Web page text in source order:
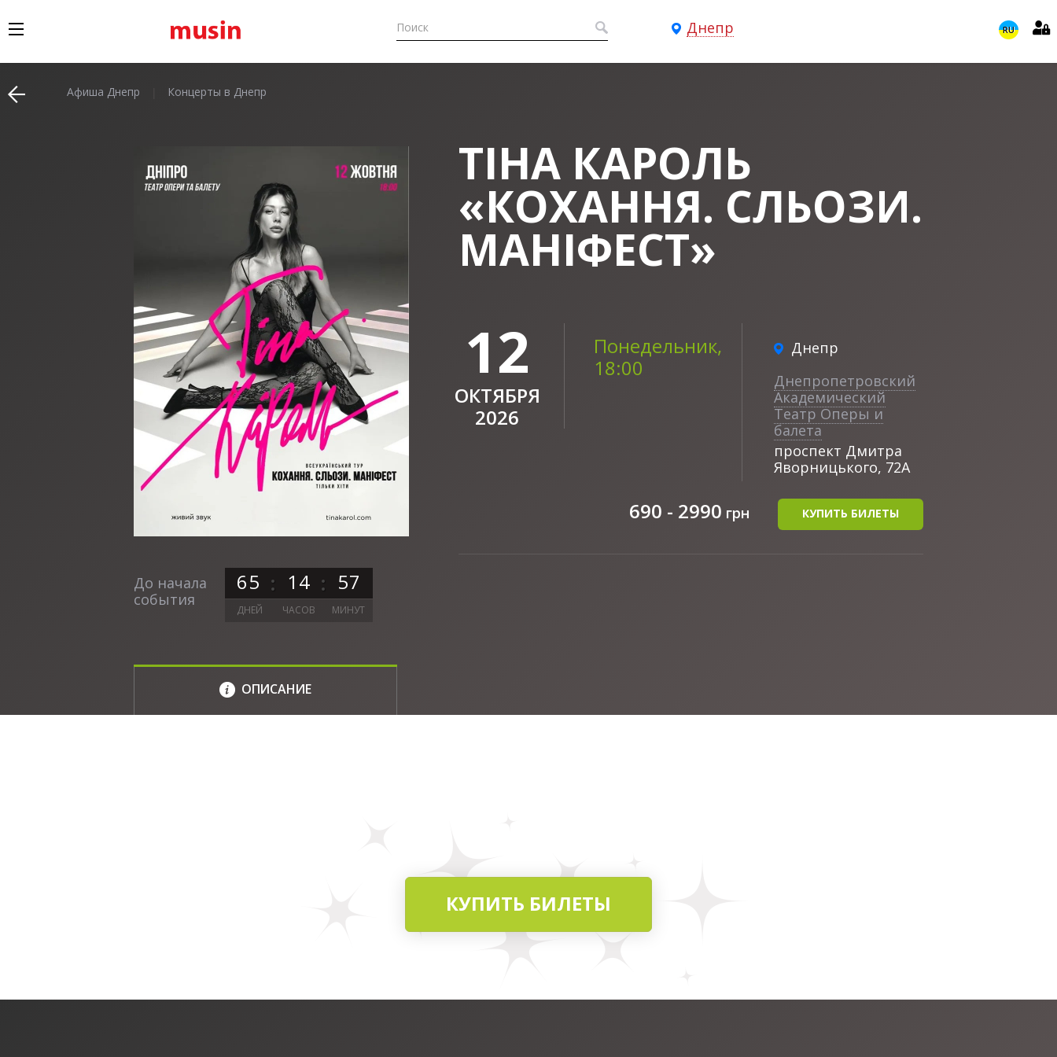
Днепр RU
Афиша Днепр Концерты в Днепр
До начала
события
65 1 4 57
ДНЕЙ ЧАСОВ МИНУТ
ТІНА КАРОЛЬ
«КОХАННЯ. СЛЬОЗИ.
МАНІФЕСТ»
Днепр
Днепропетровский
Академический
Театр Оперы и
балета
проспект Дмитра
Яворницького, 72А
12
ОКТЯБРЯ
2026
Понедельник,
18:00
690 - 2990 грн КУПИТЬ БИЛЕТЫ
ОПИСАНИЕ
КУПИТЬ БИЛЕТЫ